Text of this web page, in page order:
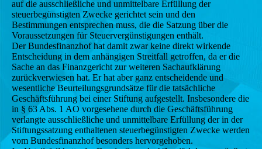
auf die ausschließliche und unmittelbare Erfüllung der
steuerbegünstigten Zwecke gerichtet sein und den
Bestimmungen entsprechen muss, die die Satzung über die
Voraussetzungen für Steuervergünstigungen enthält.
Der Bundesfinanzhof hat damit zwar keine direkt wirkende
Entscheidung in dem anhängigen Streitfall getroffen, da er die
Sache an das Finanzgericht zur weiteren Sachaufklärung
zurückverwiesen hat. Er hat aber ganz entscheidende und
wesentliche Beurteilungsgrundsätze für die tatsächliche
Geschäftsführung bei einer Stiftung aufgestellt. Insbesondere die
in § 63 Abs. 1 AO vorgesehene durch die Geschäftsführung
verlangte ausschließliche und unmittelbare Erfüllung der in der
Stiftungssatzung enthaltenen steuerbegünstigten Zwecke werden
vom Bundesfinanzhof besonders hervorgehoben.